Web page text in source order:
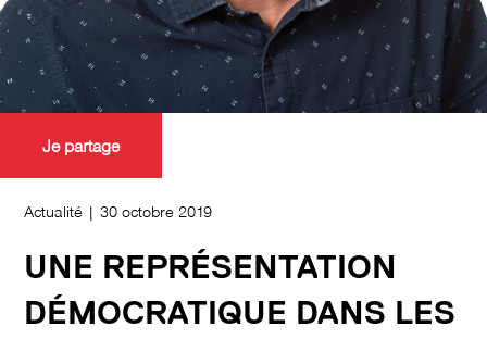
Actualité | 30 octobre 2019
UNE REPRÉSENTATION
DÉMOCRATIQUE DANS LES
Je partage